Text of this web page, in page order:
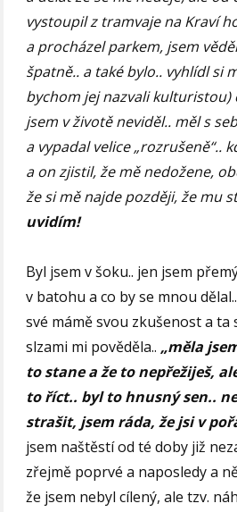
vystoupil z tramvaje na Kraví
a procházel parkem, jsem
špatně.. a také bylo.. vyhlídl si
bychom jej nazvali kulturistou)
jsem v životě neviděl.. měl s
a vypadal velice „rozrušeně“..
a on zjistil, že mě nedožene,
že si mě najde později, že mu
uvidím!
Byl jsem v šoku.. jen jsem
v batohu a co by se mnou
své mámě svou zkušenost a
slzami mi pověděla.. „měla
to stane a že to nepřežiješ,
to říct.. byl to hnusný sen..
strašit, jsem ráda, že jsi v
jsem naštěstí od té doby již
zřejmě poprvé a naposledy a
že jsem nebyl cílený, ale tzv.